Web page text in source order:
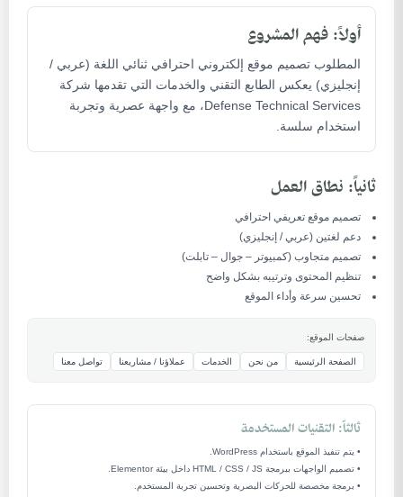
أولاً: فهم المشروع
المطلوب تصميم موقع إلكتروني احترافي ثنائي اللغة (عربي /
إنجليزي) يعكس الطابع التقني والخدمات التي تقدمها شركة
Defense Technical Services، مع واجهة عصرية وتجربة
استخدام سلسة.
ثانياً: نطاق العمل
تصميم موقع تعريفي احترافي
دعم لغتين (عربي / إنجليزي)
تصميم متجاوب (كمبيوتر – جوال – تابلت)
تنظيم المحتوى وترتيبه بشكل واضح
تحسين سرعة وأداء الموقع
صفحات الموقع:
الصفحة الرئيسية من نحن الخدمات عملاؤنا / مشاريعنا تواصل معنا
ثالثاً: التقنيات المستخدمة
• يتم تنفيذ الموقع باستخدام WordPress.
• تصميم الواجهات ببرمجة HTML / CSS / JS داخل بيئة Elementor.
• برمجة مخصصة للحركات البصرية وتحسين تجربة المستخدم.